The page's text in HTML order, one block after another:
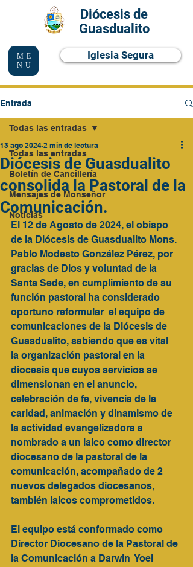
Diócesis de
Guasdualito
Iglesia Segura
ME
NU
Entrada
Todas las entradas
Boletín de Cancillería
Mensajes de Monseñor
Noticias
Todas las entradas
Diócesis de Guasdualito
consolida la Pastoral de la
Comunicación.
13 ago 2024 2 min de lectura
El 12 de Agosto de 2024, el obispo
de la Diócesis de Guasdualito Mons.
Pablo Modesto González Pérez, por
gracias de Dios y voluntad de la
Santa Sede, en cumplimiento de su
función pastoral ha considerado
oportuno reformular  el equipo de
comunicaciones de la Diócesis de
Guasdualito, sabiendo que es vital
la organización pastoral en la
diocesis que cuyos servicios se
dimensionan en el anuncio,
celebración de fe, vivencia de la
caridad, animación y dinamismo de
la actividad evangelizadora a
nombrado a un laico como director
diocesano de la pastoral de la
comunicación, acompañado de 2
nuevos delegados diocesanos,
también laicos comprometidos.
El equipo está conformado como
Director Diocesano de la Pastoral de
la Comunicación a Darwin  Yoel